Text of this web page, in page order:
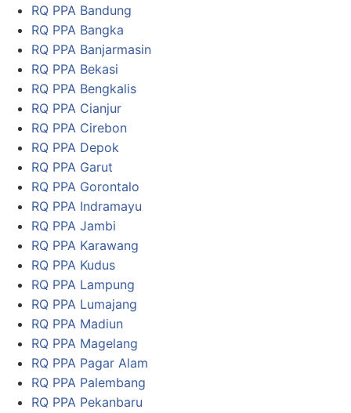
RQ PPA Bandung
RQ PPA Bangka
RQ PPA Banjarmasin
RQ PPA Bekasi
RQ PPA Bengkalis
RQ PPA Cianjur
RQ PPA Cirebon
RQ PPA Depok
RQ PPA Garut
RQ PPA Gorontalo
RQ PPA Indramayu
RQ PPA Jambi
RQ PPA Karawang
RQ PPA Kudus
RQ PPA Lampung
RQ PPA Lumajang
RQ PPA Madiun
RQ PPA Magelang
RQ PPA Pagar Alam
RQ PPA Palembang
RQ PPA Pekanbaru